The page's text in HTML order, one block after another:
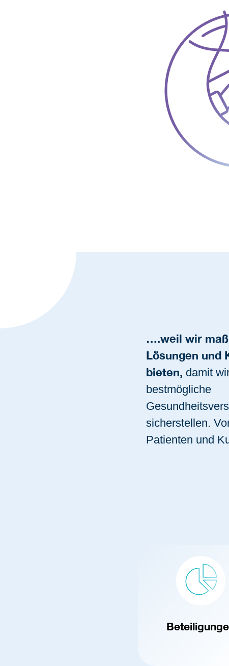
….weil wir
Lösungen und
bieten, damit
bestmögliche
sicherstellen.
Patienten und